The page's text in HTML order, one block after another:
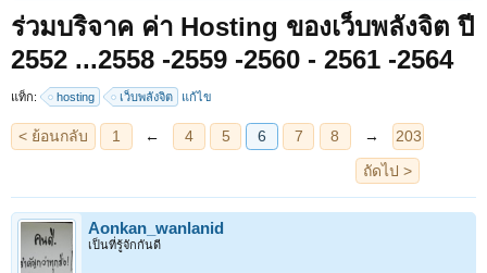
ร่วมบริจาค ค่า Hosting ของเว็บพลังจิต ปี
2552 ...2558 -2559 -2560 - 2561 -2564
แท็ก: hosting เว็บพลังจิต แก้ไข
< ย้อนกลับ 1 ← 4 5 6 7 8 →
203
ถัดไป >
Aonkan_wanlanid
เป็นที่รู้จักกันดี